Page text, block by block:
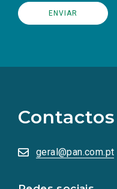
geral@pan.com.pt
redes
sociais
numa
nova